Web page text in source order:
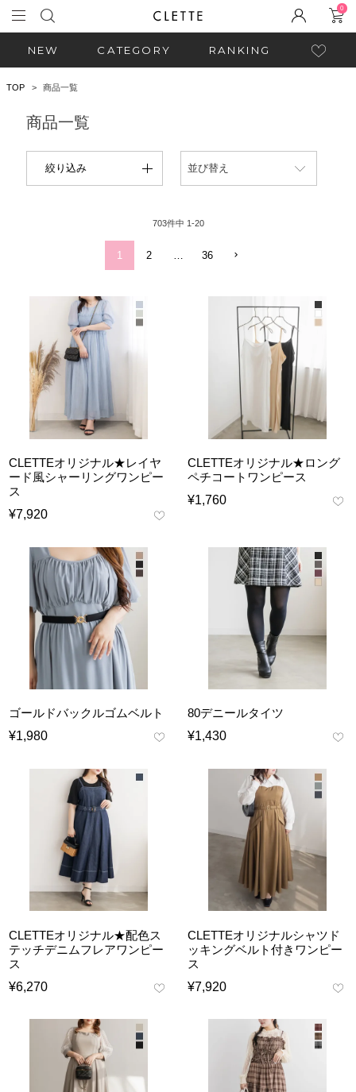
0
NEW CATEGORY RANKING
TOP 商品一覧
商品一覧
絞り込み 並び替え
703件中 1-20
1 2 36
CLETTEオリジナル★レイヤ
ード風シャーリングワンピー
ス
¥7,920
CLETTEオリジナル★ロング
ペチコートワンピース
¥1,760
ゴールドバックルゴムベルト
¥1,980
80デニールタイツ
¥1,430
CLETTEオリジナル★配色ス
テッチデニムフレアワンピー
ス
¥6,270
CLETTEオリジナルシャツド
ッキングベルト付きワンピー
ス
¥7,920